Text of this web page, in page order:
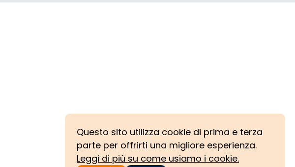
Questo sito utilizza cookie di prima e terza
parte per offrirti una migliore esperienza.
Leggi di più su come usiamo i cookie.